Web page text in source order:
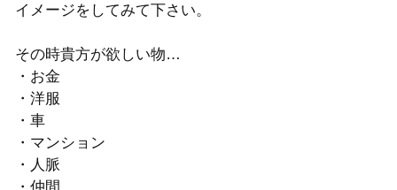
イメージをしてみて下さい。
その時貴方が欲しい物…
・お金
・洋服
・車
・マンション
・人脈